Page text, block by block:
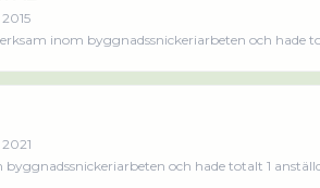
2015
inom byggnadssnickeriarbeten och hade
mindre
2021
och hade totalt 1